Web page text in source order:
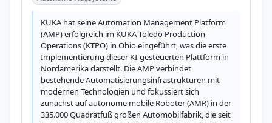
KUKA hat seine Automation Management Platform
(AMP) erfolgreich im KUKA Toledo Production
Operations (KTPO) in Ohio eingeführt, was die erste
Implementierung dieser KI-gesteuerten Plattform in
Nordamerika darstellt. Die AMP verbindet
bestehende Automatisierungsinfrastrukturen mit
modernen Technologien und fokussiert sich
zunächst auf autonome mobile Roboter (AMR) in der
335.000 Quadratfuß großen Automobilfabrik, die seit